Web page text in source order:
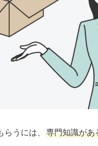
うには、 専門知識があ